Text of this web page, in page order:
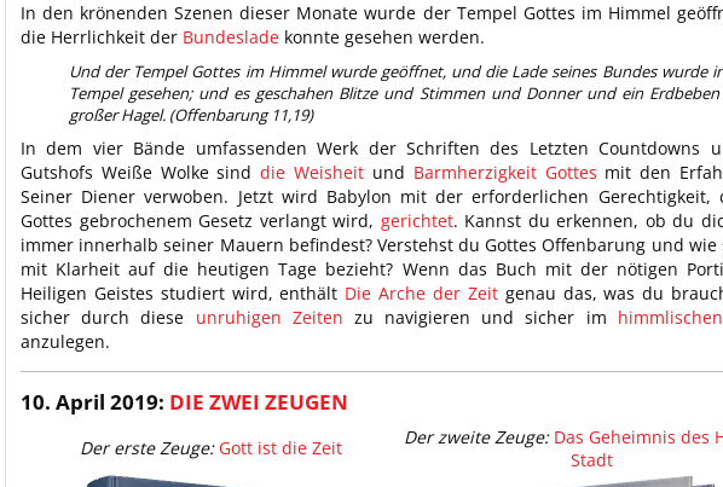
In den krönenden Szenen dieser Monate wurde der Tempel Gottes im Himmel
die Herrlichkeit der Bundeslade konnte gesehen werden.
Und der Tempel Gottes im Himmel wurde geöffnet, und die Lade seines Bundes wurde
Tempel gesehen; und es geschahen Blitze und Stimmen und Donner und ein
großer Hagel. (Offenbarung 11,19)
In dem vier Bände umfassenden Werk der Schriften des Letzten Countdowns
Gutshofs Weiße Wolke sinddie Weisheit und Barmherzigkeit Gottes mit den
Seiner Diener verwoben. Jetzt wird Babylon mit der erforderlichen Gerechtigkeit,
Gottes gebrochenem Gesetz verlangt wird, gerichtet. Kannst du erkennen, ob du
immer innerhalb seiner Mauern befindest? Verstehst du Gottes Offenbarung und wie
mit Klarheit auf die heutigen Tage bezieht? Wenn das Buch mit der nötigen
Heiligen Geistes studiert wird, enthält Die Arche der Zeitgenau das, was du
sicher durch diese unruhigen Zeiten zu navigieren und sicher im
anzulegen.
10. April 2019: DIE ZWEI ZEUGEN
Der erste Zeuge: Gott ist die Zeit Der zweite Zeuge: Das Geheimnis des
Stadt